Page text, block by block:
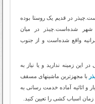
در منطقه ۱ شهر تهران است.چیذر در قدیم یک روستا بوده
شده‌است.چیذر در میان
واقع شده‌است و از جنوب
این زمینه ندارید و یا نیاز به
با مجهزترین ماشینهای مسقف
و اثاثیه آماده خدمت رسانی به
اسباب کشی را تعیین کنید.